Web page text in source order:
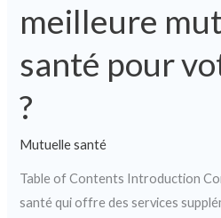
meilleure
santé pour
?
Mutuelle santé
Table of Contents Introduction
santé qui offre des services